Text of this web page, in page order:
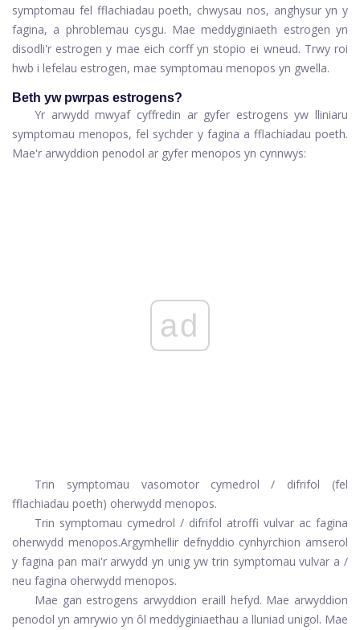
symptomau fel fflachiadau poeth, chwysau nos, anghysur yn y
fagina, a phroblemau cysgu. Mae meddyginiaeth estrogen yn
disodli'r estrogen y mae eich corff yn stopio ei wneud. Trwy roi
hwb i lefelau estrogen, mae symptomau menopos yn gwella.
Beth yw pwrpas estrogens?
Yr arwydd mwyaf cyffredin ar gyfer estrogens yw lliniaru
symptomau menopos, fel sychder y fagina a fflachiadau poeth.
Mae'r arwyddion penodol ar gyfer menopos yn cynnwys:
ad
Trin symptomau vasomotor cymedrol / difrifol (fel
fflachiadau poeth) oherwydd menopos.
Trin symptomau cymedrol / difrifol atroffi vulvar ac fagina
oherwydd menopos.Argymhellir defnyddio cynhyrchion amserol
y fagina pan mai'r arwydd yn unig yw trin symptomau vulvar a /
neu fagina oherwydd menopos.
Mae gan estrogens arwyddion eraill hefyd. Mae arwyddion
penodol yn amrywio yn ôl meddyginiaethau a lluniad unigol. Mae